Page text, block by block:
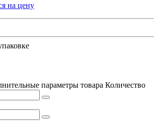
на цену
параметры товара Количество